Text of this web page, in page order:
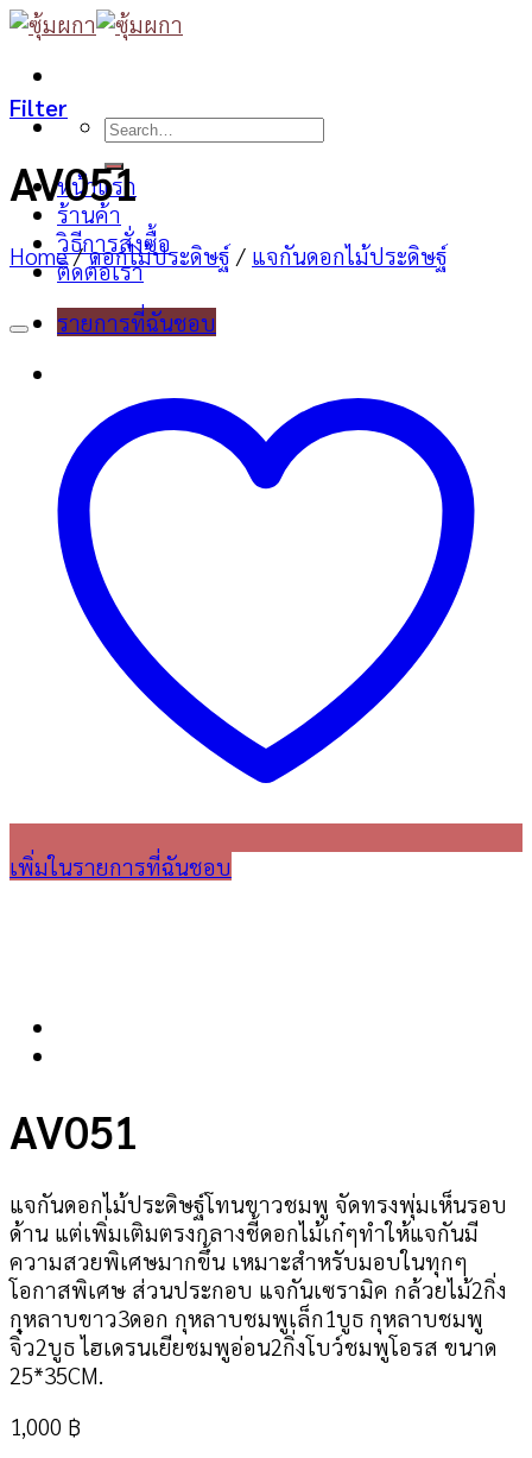
Skip
content
Search
หน้าแรก
ร้านค้า
วิธีการสั่งซื้อ
ติดต่อเรา
รายการที่ฉันชอบ
Filter
AV051
Home / ดอกไม้ประดิษฐ์ / แจกันดอกไม้ประดิษฐ์
เพิ่มในรายการที่ฉันชอบ
AV051
แจกันดอกไม้ประดิษฐ์โทนขาวชมพู จัดทรงพุ่มเห็นรอบ
ด้าน แต่เพิ่มเติมตรงกลางชี้ดอกไม้เก๋ๆทำให้แจกันมี
ความสวยพิเศษมากขึ้น เหมาะสำหรับมอบในทุกๆ
โอกาสพิเศษ ส่วนประกอบ แจกันเซรามิค กล้วยไม้2กิ่ง
กุหลาบขาว3ดอก กุหลาบชมพูเล็ก1บูธ กุหลาบชมพู
จิ๋ว2บูธ ไฮเดรนเยียชมพูอ่อน2กิ่งโบว์ชมพูโอรส ขนาด
25*35CM.
1,000 ฿